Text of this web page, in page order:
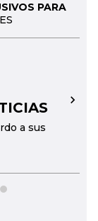
PARA
a sus
→